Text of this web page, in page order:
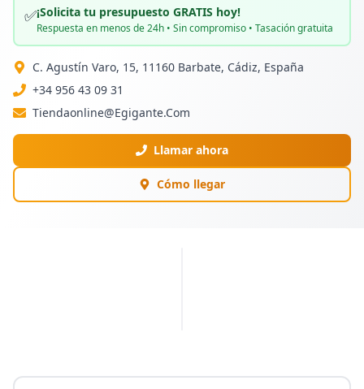
✅¡Solicita tu presupuesto GRATIS hoy!
Respuesta en menos de 24h • Sin compromiso • Tasación gratuita
C. Agustín Varo, 15, 11160 Barbate, Cádiz, España
+34 956 43 09 31
Tiendaonline@Egigante.Com
Llamar ahora
Cómo llegar